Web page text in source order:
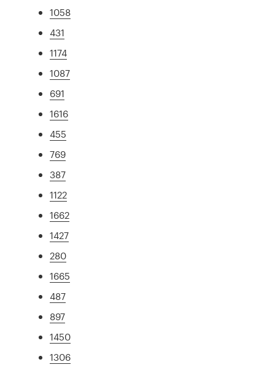
1058
431
1174
1087
691
1616
455
769
387
1122
1662
1427
280
1665
487
897
1450
1306